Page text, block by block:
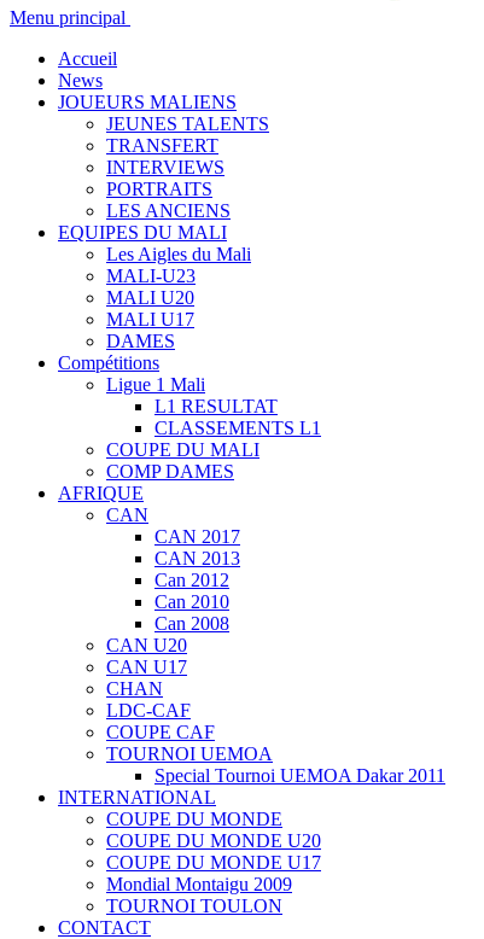
Menu principal
Accueil
News
JOUEURS MALIENS
JEUNES TALENTS
TRANSFERT
INTERVIEWS
PORTRAITS
LES ANCIENS
EQUIPES DU MALI
Les Aigles du Mali
MALI-U23
MALI U20
MALI U17
DAMES
Compétitions
Ligue 1 Mali
L1 RESULTAT
CLASSEMENTS L1
COUPE DU MALI
COMP DAMES
AFRIQUE
CAN
CAN 2017
CAN 2013
Can 2012
Can 2010
Can 2008
CAN U20
CAN U17
CHAN
LDC-CAF
COUPE CAF
TOURNOI UEMOA
Special Tournoi UEMOA Dakar 2011
INTERNATIONAL
COUPE DU MONDE
COUPE DU MONDE U20
COUPE DU MONDE U17
Mondial Montaigu 2009
TOURNOI TOULON
CONTACT